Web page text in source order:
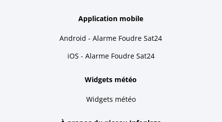
Application mobile
Android - Alarme Foudre Sat24
iOS - Alarme Foudre Sat24
Widgets météo
Widgets météo